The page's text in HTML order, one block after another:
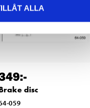
ALLA
:-
disc
059